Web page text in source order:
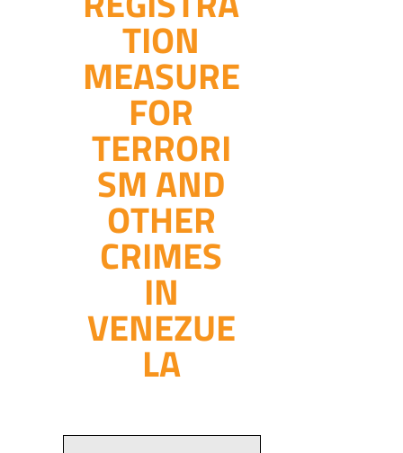
TION
MEASURE
FOR
TERRORI
SM AND
OTHER
CRIMES
IN
VENEZUE
LA